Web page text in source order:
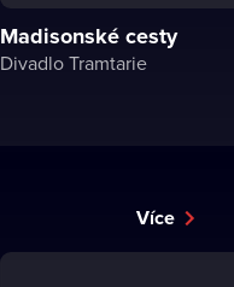
Madisonské cesty
Divadlo Tramtarie
Více